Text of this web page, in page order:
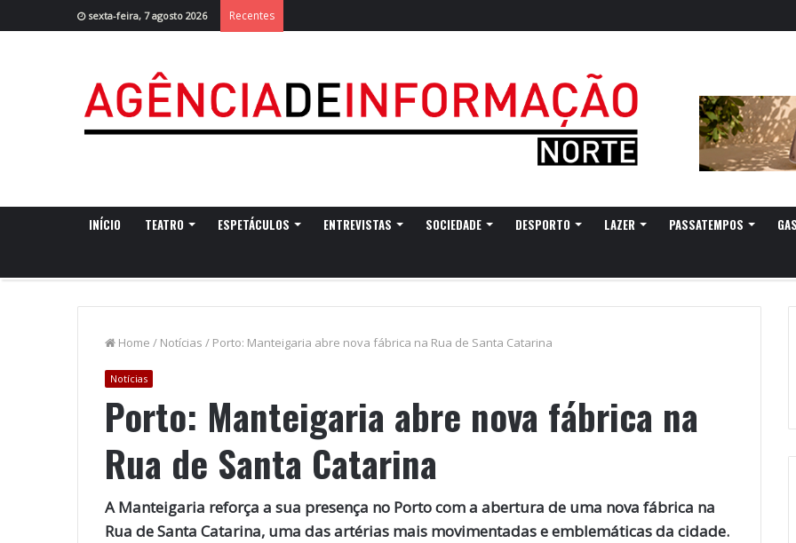
sexta-feira, 7 agosto 2026 Recentes
INÍCIO TEATRO ESPETÁCULOS ENTREVISTAS SOCIEDADE DESPORTO LAZER PASSATEMPOS
Home / Notícias / Porto: Manteigaria abre nova fábrica na Rua de Santa Catarina
Notícias
Porto: Manteigaria abre nova fábrica na
Rua de Santa Catarina
A Manteigaria reforça a sua presença no Porto com a abertura de uma nova fábrica na
Rua de Santa Catarina, uma das artérias mais movimentadas e emblemáticas da cidade.